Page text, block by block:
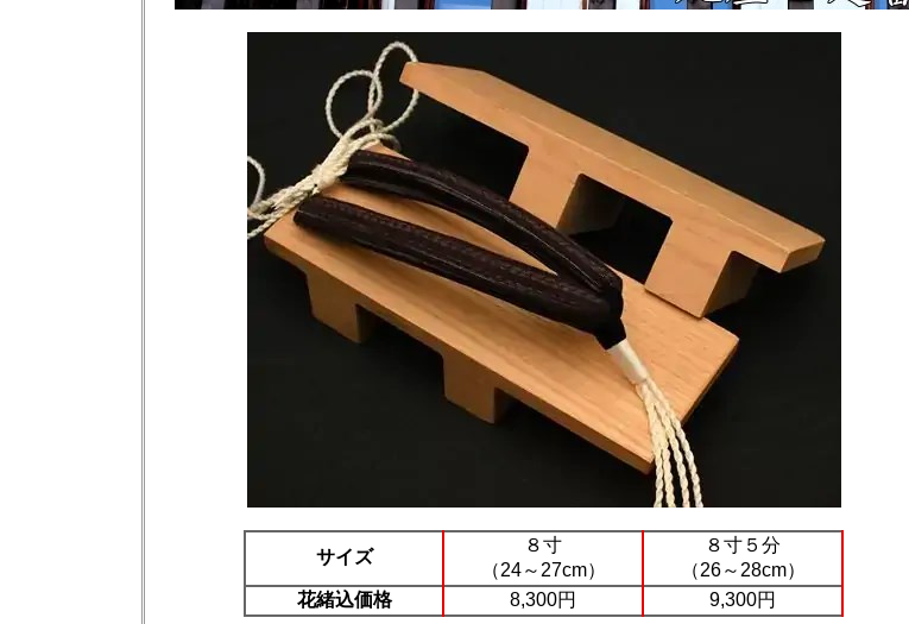
サイズ
８寸
（24～27cm）
８寸５分
（26～28cm）
花緒込価格
8,300円 9,300円